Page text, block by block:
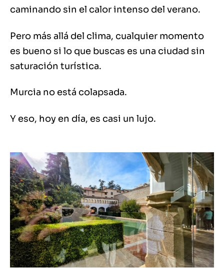
caminando sin el calor intenso del verano.
Pero más allá del clima, cualquier momento
es bueno si lo que buscas es una ciudad sin
saturación turística.
Murcia no está colapsada.
Y eso, hoy en día, es casi un lujo.